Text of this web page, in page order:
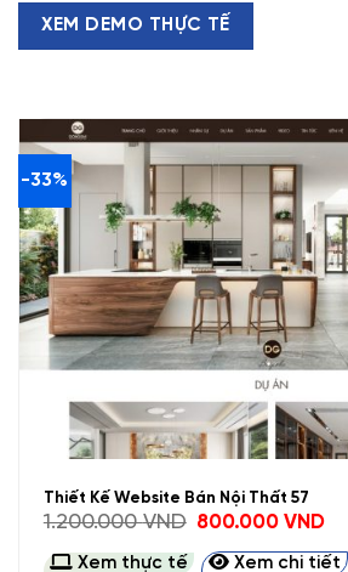
XEM DEMO THỰC TẾ
-33%
Thiết Kế Website Bán Nội Thất 57
1.200.000VND
Giá
là:
1.200.000 VND.
800.000VNDGiá
tại
là:
Xem thực tế Xem chi tiết